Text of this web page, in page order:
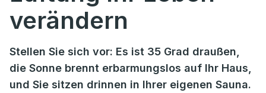
verändern
Stellen Sie sich vor: Es ist 35 Grad draußen,
die Sonne brennt erbarmungslos auf Ihr Haus,
und Sie sitzen drinnen in Ihrer eigenen Sauna.